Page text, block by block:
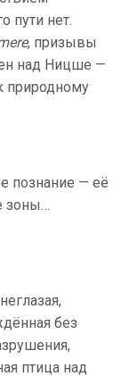
пути нет.
, призывы
над Ницше —
природному
познание — её
зоны…
без
птица над